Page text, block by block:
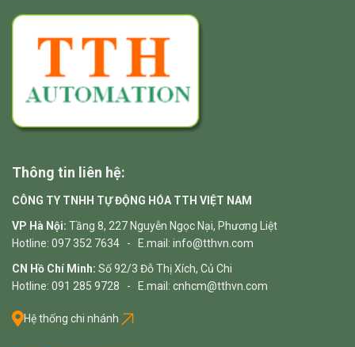
Thông tin liên hệ:
CÔNG TY TNHH TỰ ĐỘNG HÓA TTH VIỆT NAM
VP Hà Nội: Tầng 8, 227 Nguyễn Ngọc Nại, Phương Liệt
Hotline: 097 352 7634 - E.mail: info@tthvn.com
CN Hồ Chí Minh: Số 92/3 Đỗ Thị Xích, Củ Chi
Hotline: 091 285 9728 - E.mail: cnhcm@tthvn.com
Hệ thống chi nhánh